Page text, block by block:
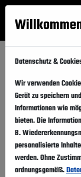
Menü
Startseite
Caprices
Schweiz,
Freitag,
Vergangener Event
Datenschutz &
Wir verwenden
Gerät zu speichern
Informationen wie
bieten. Die
B.
personalisierte
werden. Ohne
ordnungsgemäß.